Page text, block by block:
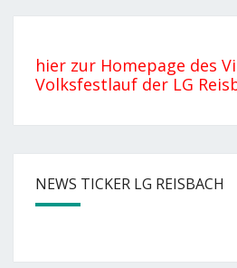
hier zur Homepage des
Volksfestlauf der LG
NEWS TICKER LG REISBACH